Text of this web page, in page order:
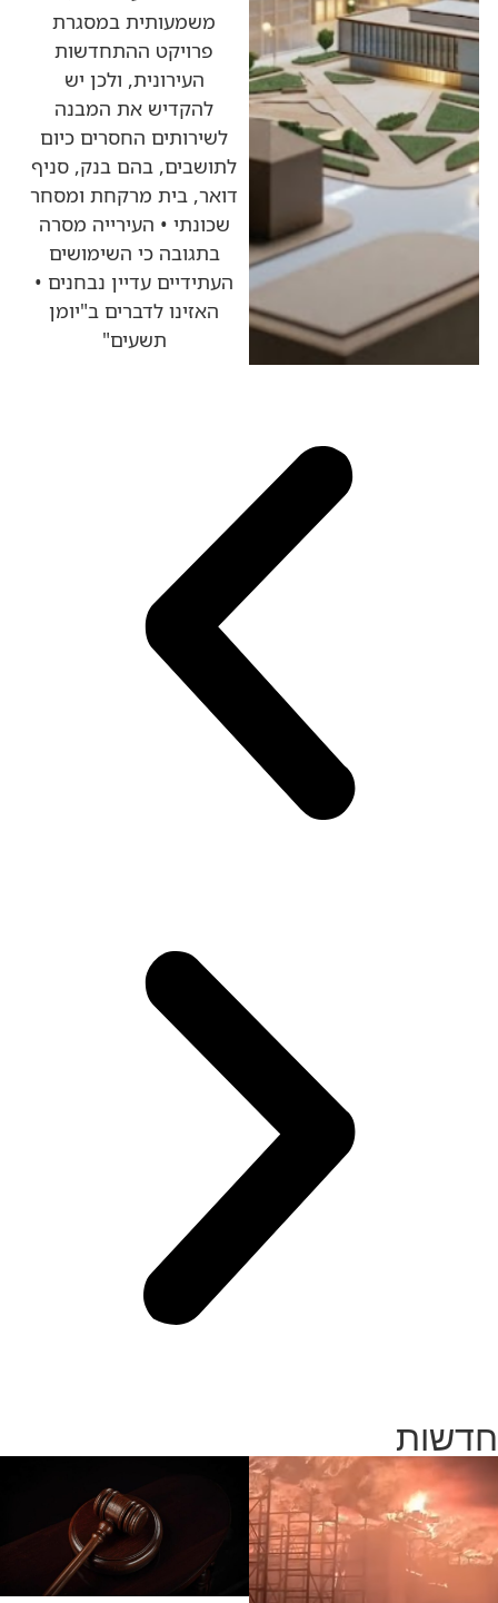
משמעותית במסגרת
פרויקט ההתחדשות
העירונית, ולכן יש
להקדיש את המבנה
לשירותים החסרים כיום
לתושבים, בהם בנק, סניף
דואר, בית מרקחת ומסחר
שכונתי • העירייה מסרה
בתגובה כי השימושים
העתידיים עדיין נבחנים •
האזינו לדברים ב"יומן
תשעים"
חדשות